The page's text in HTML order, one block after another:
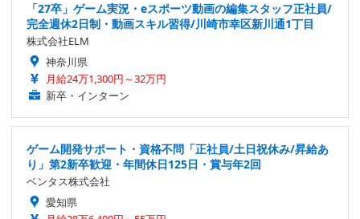
「27卒」ゲーム実況・eスポーツ動画の編集スタッフ正社員/
完全週休2日制・動画スキル習得/川崎市幸区新川通1丁目
株式会社ELM
神奈川県
月給24万1,300円～32万円
新卒・インターン
ゲーム開発サポート・資格不問「正社員/土日祝休み/昇給あ
り」第2新卒歓迎・年間休日125日・賞与年2回
ベンタス株式会社
愛知県